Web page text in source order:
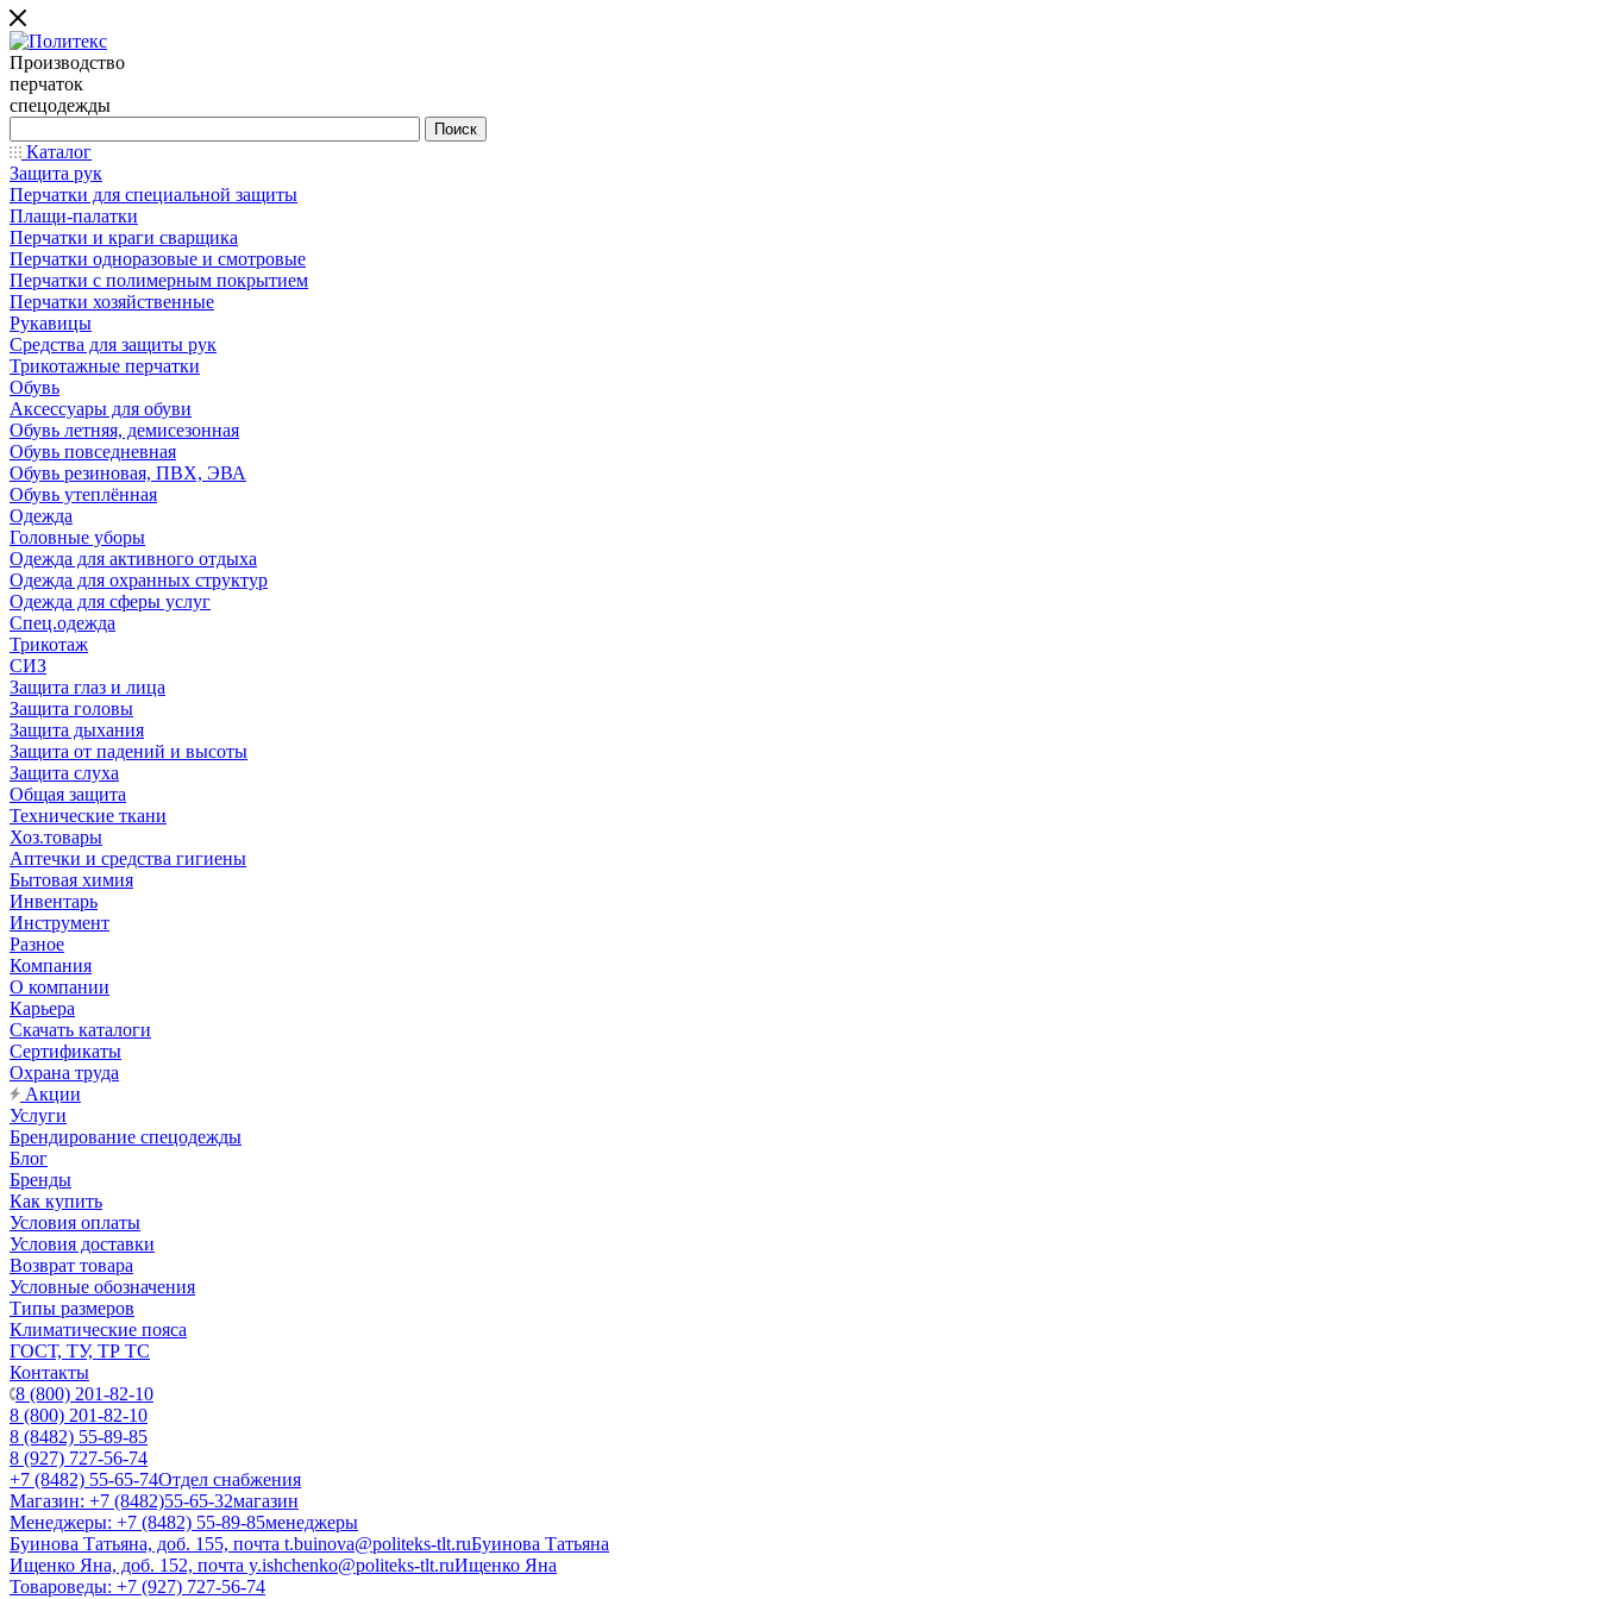
Производство
перчаток
спецодежды
Каталог
Защита рук
Перчатки для специальной защиты
Плащи-палатки
Перчатки и краги сварщика
Перчатки одноразовые и смотровые
Перчатки с полимерным покрытием
Перчатки хозяйственные
Рукавицы
Средства для защиты рук
Трикотажные перчатки
Обувь
Аксессуары для обуви
Обувь летняя, демисезонная
Обувь повседневная
Обувь резиновая, ПВХ, ЭВА
Обувь утеплённая
Одежда
Головные уборы
Одежда для активного отдыха
Одежда для охранных структур
Одежда для сферы услуг
Спец.одежда
Трикотаж
СИЗ
Защита глаз и лица
Защита головы
Защита дыхания
Защита от падений и высоты
Защита слуха
Общая защита
Технические ткани
Хоз.товары
Аптечки и средства гигиены
Бытовая химия
Инвентарь
Инструмент
Разное
Компания
О компании
Карьера
Cкачать каталоги
Сертификаты
Охрана труда
Акции
Услуги
Брендирование спецодежды
Блог
Бренды
Как купить
Условия оплаты
Условия доставки
Возврат товара
Условные обозначения
Типы размеров
Климатические пояса
ГОСТ, ТУ, ТР ТС
Контакты
8 (800) 201-82-10
8 (800) 201-82-10
8 (8482) 55-89-85
8 (927) 727-56-74
+7 (8482) 55-65-74Отдел снабжения
Магазин: +7 (8482)55-65-32магазин
Менеджеры: +7 (8482) 55-89-85менеджеры
Буинова Татьяна, доб. 155, почта t.buinova@politeks-tlt.ruБуинова Татьяна
Ищенко Яна, доб. 152, почта y.ishchenko@politeks-tlt.ruИщенко Яна
Товароведы: +7 (927) 727-56-74